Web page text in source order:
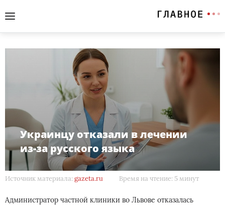
Украинцу отказали в лечении
из-за русского языка
Источник материала: gazeta.ru Время на чтение: 5 минут
Администратор частной клиники во Львове отказалась